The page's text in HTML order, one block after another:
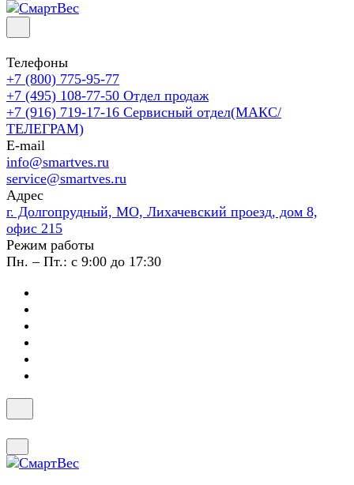
Телефоны
+7 (800) 775-95-77
+7 (495) 108-77-50 Отдел продаж
+7 (916) 719-17-16 Сервисный отдел(МАКС/
ТЕЛЕГРАМ)
E-mail
info@smartves.ru
service@smartves.ru
Адрес
г. Долгопрудный, МО, Лихачевский проезд, дом 8,
офис 215
Режим работы
Пн. – Пт.: с 9:00 до 17:30